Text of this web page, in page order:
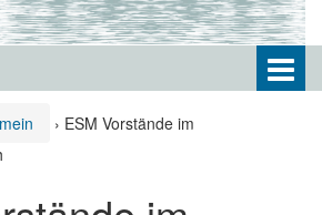
› ESM Vorstände im